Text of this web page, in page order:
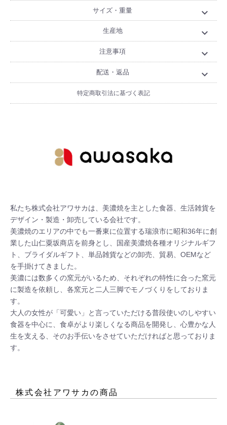
サイズ・重量 expand_more
生産地 expand_more
注意事項 expand_more
配送・返品 expand_more
特定商取引法に基づく表記
私たち株式会社アワサカは、美濃焼を主とした食器、生活雑貨を
デザイン・製造・卸売している会社です。
美濃焼のエリアの中でも一番東に位置する瑞浪市に昭和36年に創
業した山仁粟坂商店を前身とし、国産美濃焼各種オリジナルギフ
ト、ブライダルギフト、単品雑貨などの卸売、貿易、OEMなど
を手掛けてきました。
美濃には数多くの窯元がいるため、それぞれの特性に合った窯元
に製造を依頼し、各窯元と二人三脚でモノづくりをしておりま
す。
大人の女性が「可愛い」と言っていただける普段使いのしやすい
食器を中心に、食卓がより楽しくなる商品を開発し、心豊かな人
生を支える、そのお手伝いをさせていただければと思っておりま
す。
株式会社アワサカの商品